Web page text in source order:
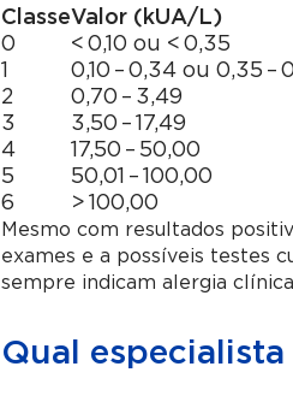
ClasseValor (kUA/L)
0
< 0,10 ou < 0,35
1
0,10 – 0,34 ou 0,35 –
2
0,70 – 3,49
3
3,50 – 17,49
4
17,50 – 50,00
5
50,01 – 100,00
6
> 100,00
Mesmo com resultados
exames e a possíveis testes
sempre indicam alergia
Qual